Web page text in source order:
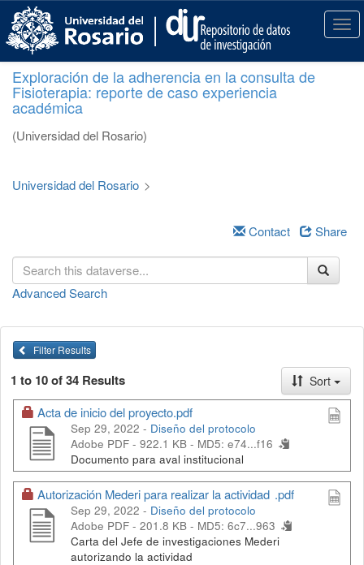
p
T
o
g
t
Exploración de la adherencia en la consulta de
Fisioterapia: reporte de caso experiencia
académica
(Universidad del Rosario)
Universidad del Rosario >
Contact Share
Advanced Search
Filter Results
1 to 10 of 34 Results Sort
Acta de inicio del proyecto.pdf
Sep 29, 2022 - Diseño del protocolo
Adobe PDF - 922.1 KB - MD5: e74...f16
Documento para aval institucional
Autorización Mederi para realizar la actividad .pdf
Sep 29, 2022 - Diseño del protocolo
Adobe PDF - 201.8 KB - MD5: 6c7...963
Carta del Jefe de investigaciones Mederi
autorizando la actividad